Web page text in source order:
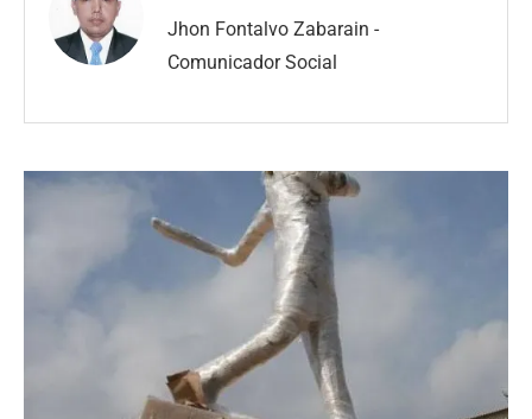
Jhon Fontalvo Zabarain -
Comunicador Social